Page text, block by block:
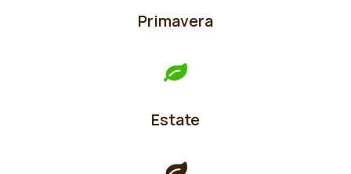
Primavera
Estate